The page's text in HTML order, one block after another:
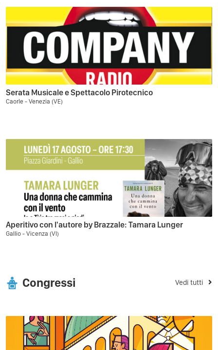
Serata Musicale e Spettacolo Pirotecnico
Caorle - Venezia (VE)
Aperitivo con l'autore by Brazzale: Tamara Lunger
Gallio - Vicenza (VI)
Congressi Vedi tutti